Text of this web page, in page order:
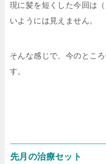
現に髪を短くした今回は
いようには見えません。
そんな感じで、今のとこ
す。
先月の治療セット